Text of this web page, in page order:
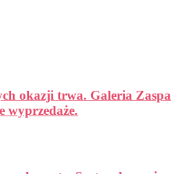
okazji trwa. Galeria Zaspa
wyprzedaże.